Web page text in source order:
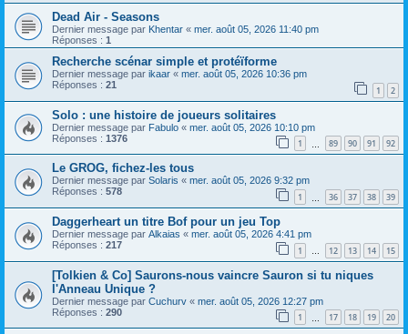
Dead Air - Seasons
Dernier message par Khentar « mer. août 05, 2026 11:40 pm
Réponses : 1
Recherche scénar simple et protéïforme
Dernier message par ikaar « mer. août 05, 2026 10:36 pm
Réponses : 21 1 2
Solo : une histoire de joueurs solitaires
Dernier message par Fabulo « mer. août 05, 2026 10:10 pm
Réponses : 1376 1 89 90 91 92
Le GROG, fichez-les tous
Dernier message par Solaris « mer. août 05, 2026 9:32 pm
Réponses : 578 1 36 37 38 39
Daggerheart un titre Bof pour un jeu Top
Dernier message par Alkaias « mer. août 05, 2026 4:41 pm
Réponses : 217 1 … 12 13 14 15
[Tolkien & Co] Saurons-nous vaincre Sauron si tu niques
l'Anneau Unique ?
Dernier message par Cuchurv « mer. août 05, 2026 12:27 pm
Réponses : 290 1 17 18 19 20